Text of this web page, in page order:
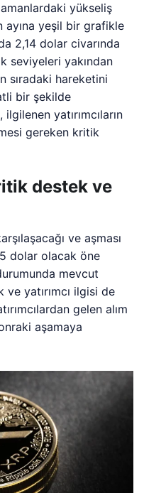
yükseliş
yeşil bir grafikle
2,14 dolar civarında
seviyeleri yakından
sıradaki hareketini
bir şekilde
yatırımcıların
gereken kritik
destek ve
ve aşması
dolar olacak öne
mevcut
yatırımcı ilgisi de
gelen alım
aşamaya